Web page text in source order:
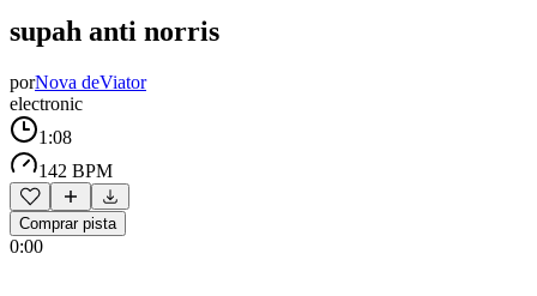
supah anti norris
porNova deViator
electronic
1:08
142 BPM
Comprar pista
0:00